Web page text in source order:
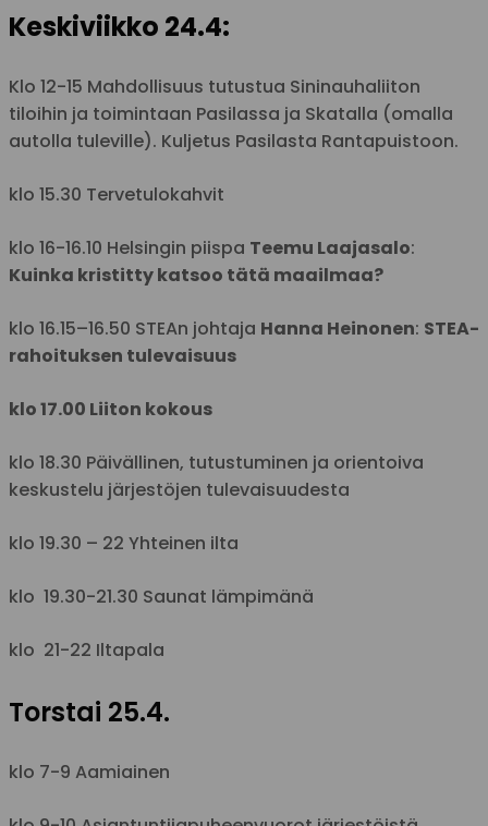
Keskiviikko 24.4:
Klo 12-15 Mahdollisuus tutustua Sininauhaliiton
tiloihin ja toimintaan Pasilassa ja Skatalla (omalla
autolla tuleville). Kuljetus Pasilasta Rantapuistoon.
klo 15.30 Tervetulokahvit
klo 16-16.10 Helsingin piispa Teemu Laajasalo:
Kuinka kristitty katsoo tätä maailmaa?
klo 16.15–16.50 STEAn johtaja Hanna Heinonen: STEA-
rahoituksen tulevaisuus
klo 17.00 Liiton kokous
klo 18.30 Päivällinen, tutustuminen ja orientoiva
keskustelu järjestöjen tulevaisuudesta
klo 19.30 – 22 Yhteinen ilta
klo 19.30-21.30 Saunat lämpimänä
klo 21-22 Iltapala
Torstai 25.4.
klo 7-9 Aamiainen